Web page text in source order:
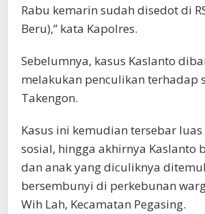
Rabu kemarin sudah disedot di
Beru),” kata Kapolres.
Sebelumnya, kasus Kaslanto
melakukan penculikan terhadap
Takengon.
Kasus ini kemudian tersebar
sosial, hingga akhirnya Kaslanto
dan anak yang diculiknya
bersembunyi di perkebunan
Wih Lah, Kecamatan Pegasing.